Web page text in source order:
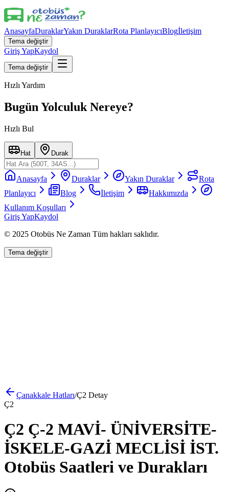
AnasayfaDuraklarYakın DuraklarRota PlanlayıcıBlogİletişim
Tema değiştir
Giriş YapKaydol
Tema değiştir
Hızlı Yardım
Bugün Yolculuk Nereye?
Hızlı Bul
Hat Durak
Anasayfa Duraklar Yakın Duraklar
Rota
Planlayıcı
Blog İletişim
Hakkımızda
Kullanım Koşulları
Giriş YapKaydol
© 2025 Otobüs Ne Zaman Tüm hakları saklıdır.
Tema değiştir
Çanakkale Hatları/Ç2 Detay
Ç2
Ç2 Ç-2 MAVİ- ÜNİVERSİTE-
İSKELE-GAZİ MECLİSİ İST.
Otobüs Saatleri ve Durakları